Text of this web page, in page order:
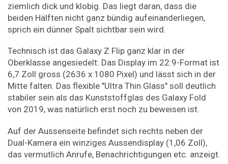
ziemlich dick und klobig. Das liegt daran, dass die
beiden Hälften nicht ganz bündig aufeinanderliegen,
sprich ein dünner Spalt sichtbar sein wird.
Technisch ist das Galaxy Z Flip ganz klar in der
Oberklasse angesiedelt: Das Display im 22:9-Format ist
6,7 Zoll gross (2636 x 1080 Pixel) und lässt sich in der
Mitte falten. Das flexible "Ultra Thin Glass" soll deutlich
stabiler sein als das Kunststoffglas des Galaxy Fold
von 2019, was natürlich erst noch zu beweisen ist.
Auf der Aussenseite befindet sich rechts neben der
Dual-Kamera ein winziges Aussendisplay (1,06 Zoll),
das vermutlich Anrufe, Benachrichtigungen etc. anzeigt.